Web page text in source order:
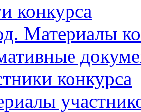
конкурса
Материалы
конкурса